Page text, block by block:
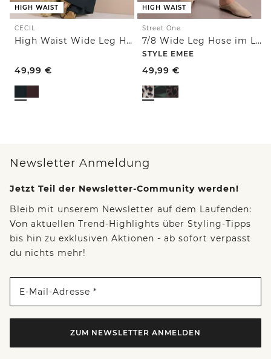
HIGH WAIST
CECIL
High Waist Wide Leg Hose im Loose Fit
49,99 €
HIGH WAIST
Street One
7/8 Wide Leg Hose im Loose Fit mit Print
STYLE EMEE
49,99 €
Newsletter Anmeldung
Jetzt Teil der Newsletter-Community werden!
Bleib mit unserem Newsletter auf dem Laufenden:
Von aktuellen Trend-Highlights über Styling-Tipps
bis hin zu exklusiven Aktionen - ab sofort verpasst
du nichts mehr!
E-Mail-Adresse *
ZUM NEWSLETTER ANMELDEN